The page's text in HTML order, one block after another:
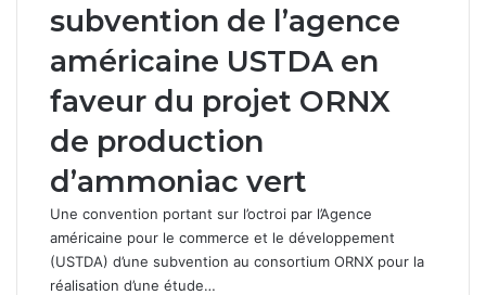
subvention de l’agence
américaine USTDA en
faveur du projet ORNX
de production
d’ammoniac vert
Une convention portant sur l’octroi par l’Agence
américaine pour le commerce et le développement
(USTDA) d’une subvention au consortium ORNX pour la
réalisation d’une étude…